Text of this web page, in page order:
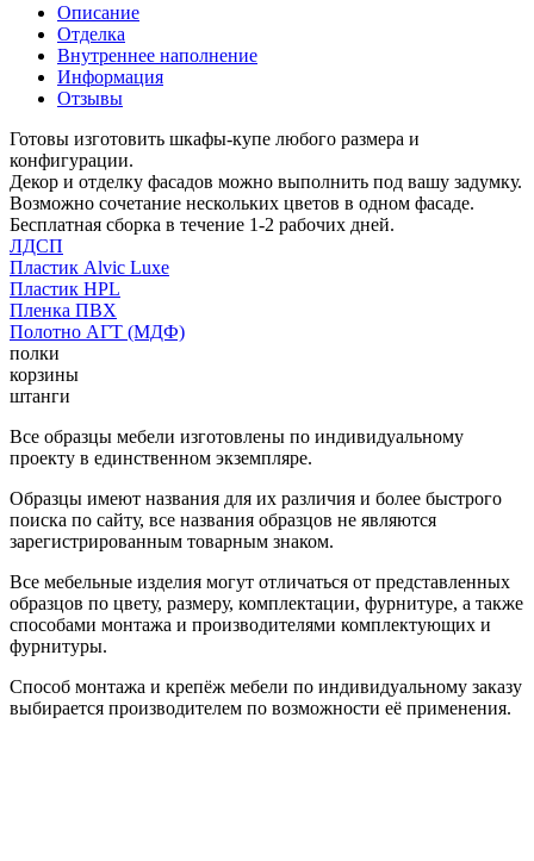
Описание
Отделка
Внутреннее наполнение
Информация
Отзывы
Готовы изготовить шкафы-купе любого размера и
конфигурации.
Декор и отделку фасадов можно выполнить под вашу задумку.
Возможно сочетание нескольких цветов в одном фасаде.
Бесплатная сборка в течение 1-2 рабочих дней.
ЛДСП
Пластик Alvic Luxe
Пластик HPL
Пленка ПВХ
Полотно АГТ (МДФ)
полки
корзины
штанги
Все образцы мебели изготовлены по индивидуальному
проекту в единственном экземпляре.
Образцы имеют названия для их различия и более быстрого
поиска по сайту, все названия образцов не являются
зарегистрированным товарным знаком.
Все мебельные изделия могут отличаться от представленных
образцов по цвету, размеру, комплектации, фурнитуре, а также
способами монтажа и производителями комплектующих и
фурнитуры.
Способ монтажа и крепёж мебели по индивидуальному заказу
выбирается производителем по возможности её применения.